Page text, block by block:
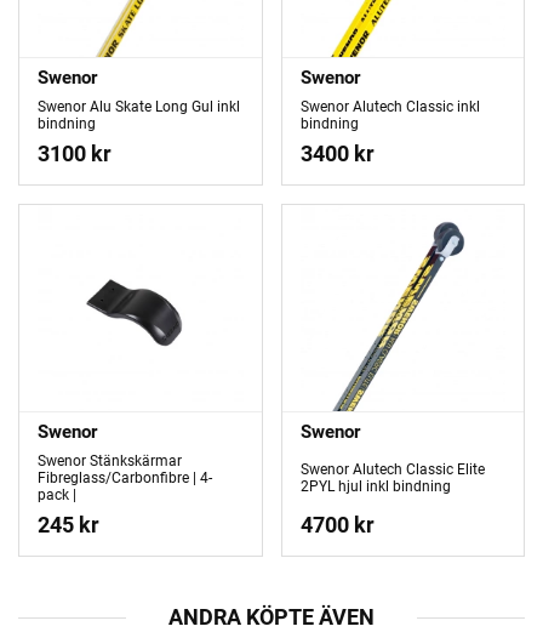
Swenor
Swenor Alu Skate Long Gul inkl
bindning
3100 kr
Swenor
Swenor Alutech Classic inkl
bindning
3400 kr
Swenor
Swenor Stänkskärmar
Fibreglass/Carbonfibre | 4-
pack |
245 kr
Swenor
Swenor Alutech Classic Elite
2PYL hjul inkl bindning
4700 kr
ANDRA KÖPTE ÄVEN